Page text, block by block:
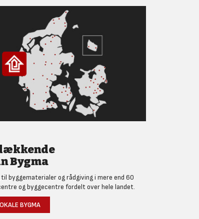
Bygma
til byggematerialer og rådgiving i mere end 60
og byggecentre fordelt over hele landet.
BYGMA